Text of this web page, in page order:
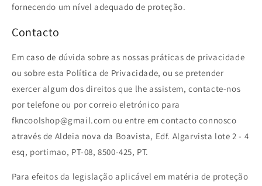
fornecendo um nível adequado de proteção.
Contacto
Em caso de dúvida sobre as nossas práticas de privacidade
ou sobre esta Política de Privacidade, ou se pretender
exercer algum dos direitos que lhe assistem, contacte-nos
por telefone ou por correio eletrónico para
fkncoolshop@gmail.com ou entre em contacto connosco
através de Aldeia nova da Boavista, Edf. Algarvista lote 2 - 4
esq, portimao, PT-08, 8500-425, PT.
Para efeitos da legislação aplicável em matéria de proteção